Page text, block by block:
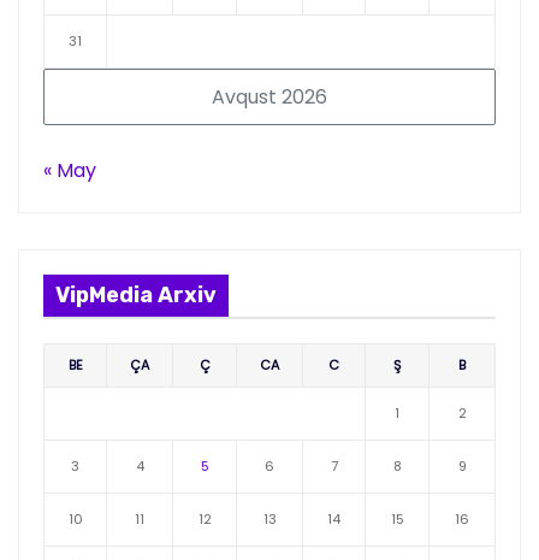
Avqust 2026
31
« May
VipMedia Arxiv
BE ÇA Ç CA C Ş B
1 2
3 4 5 6 7 8 9
10 11 12 13 14 15 16